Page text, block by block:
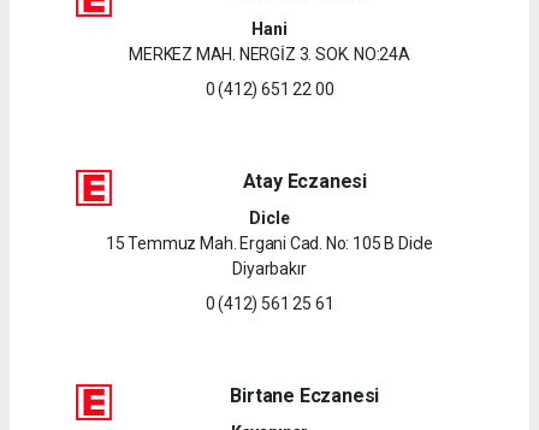
Hani
MERKEZ MAH. NERGİZ 3. SOK. NO:24A
0 (412) 651 22 00
Atay Eczanesi
Dicle
15 Temmuz Mah. Ergani Cad. No: 105 B Dicle
Diyarbakır
0 (412) 561 25 61
Birtane Eczanesi